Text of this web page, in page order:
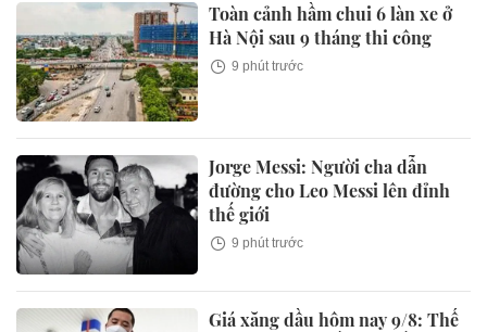
Toàn cảnh hầm chui 6 làn xe ở
Hà Nội sau 9 tháng thi công
9 phút trước
Jorge Messi: Người cha dẫn
đường cho Leo Messi lên đỉnh
thế giới
9 phút trước
Giá xăng dầu hôm nay 9/8: Thế